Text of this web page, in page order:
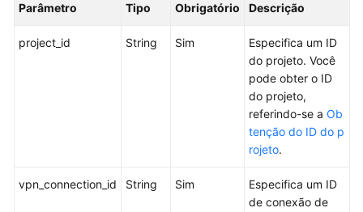
API
API
Parâmetro Tipo Obrigatório Descrição
project_id String Sim
Especifica um ID
do projeto. Você
pode obter o ID
do projeto,
referindo-se a Ob
tenção do ID do p
rojeto.
vpn_connection_id String Sim
Especifica um ID
de conexão de